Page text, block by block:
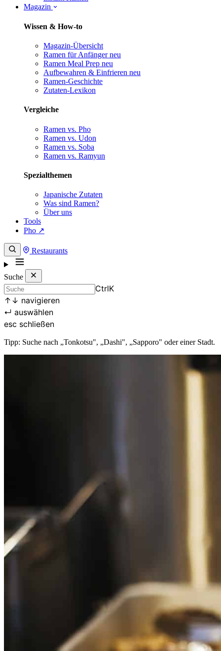
Magazin
Wissen & How-to
Magazin-Übersicht
Ramen für Anfänger neu
Ramen Meal Prep neu
Aufbewahren & Einfrieren neu
Ramen-Geschichte
Zutaten-Lexikon
Vergleiche
Ramen vs. Pho
Ramen vs. Udon
Ramen vs. Soba
Ramen vs. Ramyun
Spezialthemen
Japanische Zutaten
Was sind Ramen?
Über uns
Tools
Pho ↗
Restaurants
Suche
CtrlK
↑ ↓ navigieren
↵ auswählen
esc schließen
Tipp: Suche nach „Tonkotsu", „Dashi", „Sapporo" oder einer Stadt.